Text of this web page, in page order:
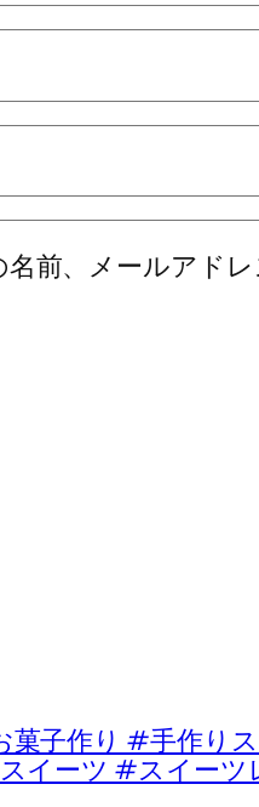
前、メールアドレ
#手作りスイ
イーツ #スイーツ